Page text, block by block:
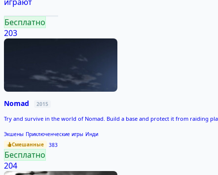
Бесплатно
203
Nomad 2015
Try and survive in the world of Nomad. Build a base and protect it from raiding
Экшены Приключенческие игры Инди
Смешанные
383
Бесплатно
204